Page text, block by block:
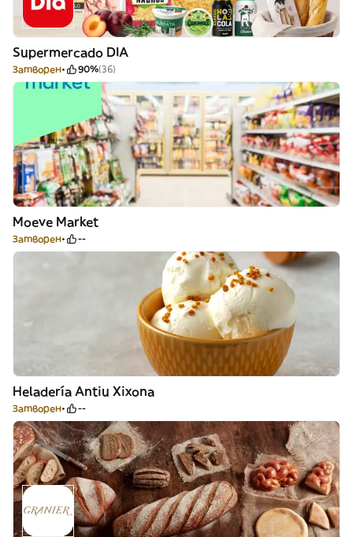
Supermercado DIA
Затворен 90%(36)
Moeve Market
Затворен --
Heladería Antiu Xixona
Затворен --